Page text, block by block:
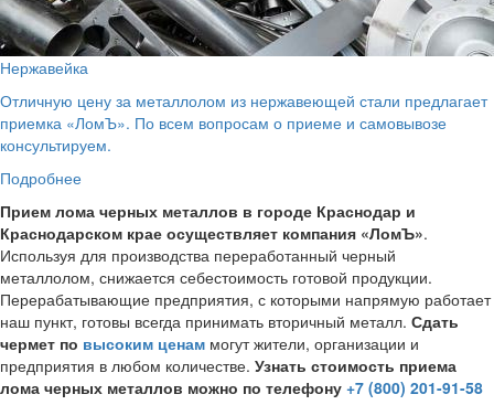
Нержавейка
Отличную цену за металлолом из нержавеющей стали предлагает
приемка «ЛомЪ». По всем вопросам о приеме и самовывозе
консультируем.
Подробнее
Прием лома черных металлов в городе Краснодар и
Краснодарском крае осуществляет компания «ЛомЪ».
Используя для производства переработанный черный
металлолом, снижается себестоимость готовой продукции.
Перерабатывающие предприятия, с которыми напрямую работает
наш пункт, готовы всегда принимать вторичный металл. Сдать
чермет по высоким ценам могут жители, организации и
предприятия в любом количестве. Узнать стоимость приема
лома черных металлов можно по телефону +7 (800) 201-91-58